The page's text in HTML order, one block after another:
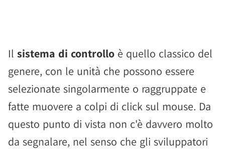
Il sistema di controllo è quello classico del
genere, con le unità che possono essere
selezionate singolarmente o raggruppate e
fatte muovere a colpi di click sul mouse. Da
questo punto di vista non c'è davvero molto
da segnalare, nel senso che gli sviluppatori